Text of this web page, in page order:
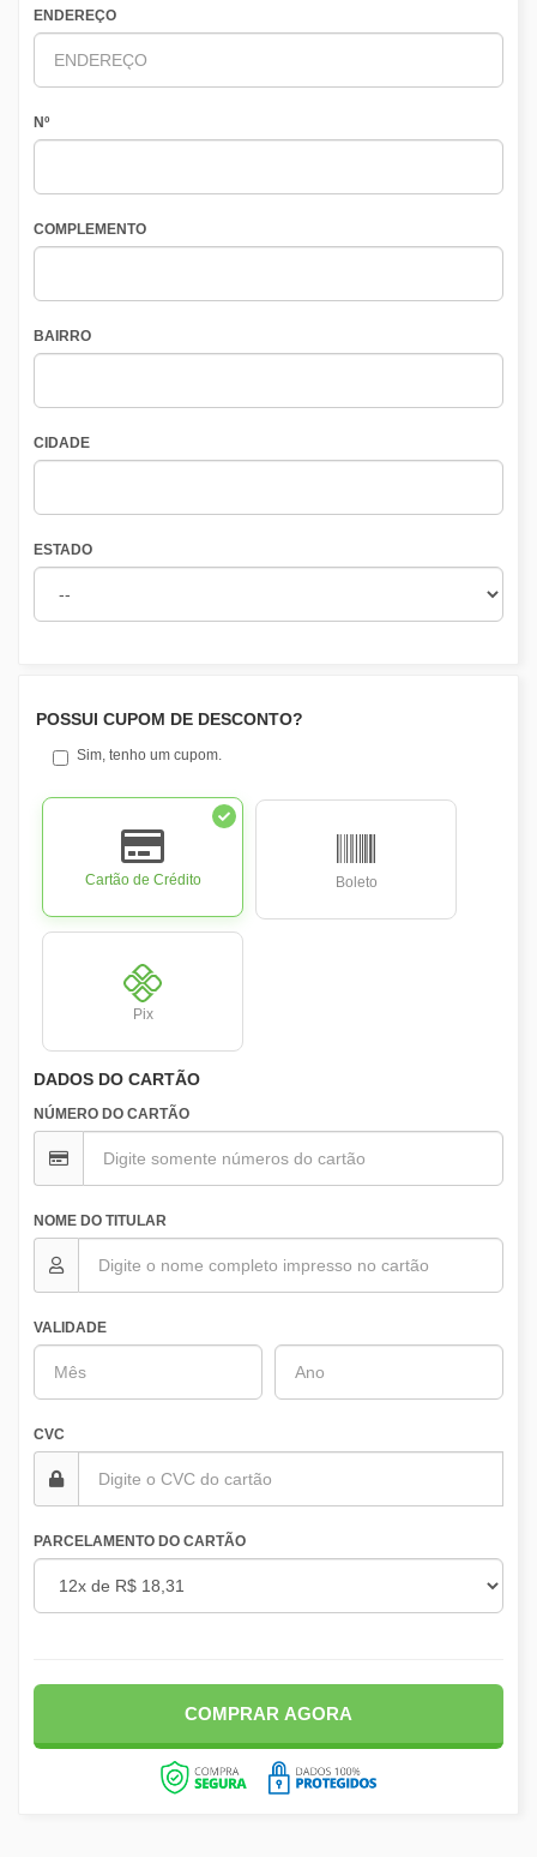
ENDEREÇO
Nº
COMPLEMENTO
BAIRRO
CIDADE
ESTADO
POSSUI CUPOM DE DESCONTO?
Sim, tenho um cupom.
Cartão de Crédito Boleto
Pix
DADOS DO CARTÃO
NÚMERO DO CARTÃO
NOME DO TITULAR
VALIDADE
CVC
PARCELAMENTO DO CARTÃO
COMPRAR AGORA